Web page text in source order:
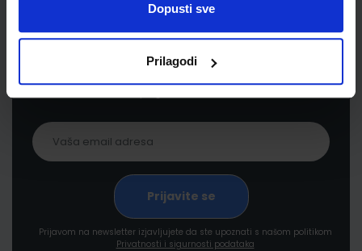
Dopusti sve
Prilagodi
Newsletter prijava
Prijavite se kako bi primali informacije o novim
Prijavom na newsletter izjavljujete da ste upoznati s našom politikom
Privatnosti i sigurnosti podataka